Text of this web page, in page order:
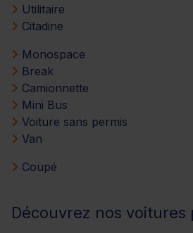
Utilitaire
Citadine
Monospace
Break
Camionnette
Mini Bus
Voiture sans permis
Van
Coupé
Découvrez nos voitures